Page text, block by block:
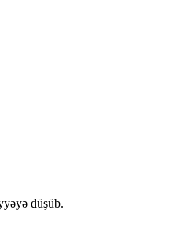
düşüb.